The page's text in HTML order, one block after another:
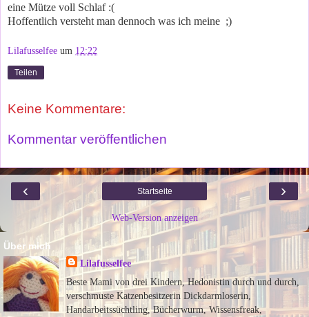
eine Mütze voll Schlaf :(
Hoffentlich versteht man dennoch was ich meine ;)
Lilafusselfee um 12:22
Teilen
Keine Kommentare:
Kommentar veröffentlichen
‹ ›
Startseite
Web-Version anzeigen
Über mich
Lilafusselfee
Beste Mami von drei Kindern, Hedonistin durch und durch,
verschmuste Katzenbesitzerin Dickdarmloserin,
Handarbeitssüchtling, Bücherwurm, Wissensfreak,